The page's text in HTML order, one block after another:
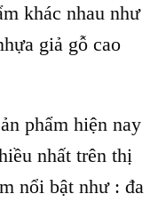
khác nhau như
giả gỗ cao
phẩm hiện nay
nhất trên thị
nổi bật như : đa